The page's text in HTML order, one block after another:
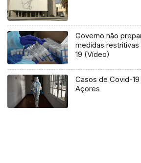
Governo não
medidas
19 (Vídeo)
Casos de Covid-
Açores